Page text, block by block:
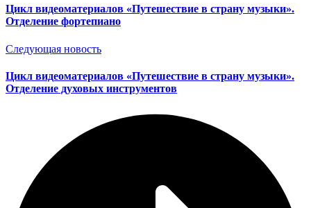
Цикл видеоматериалов «Путешествие в страну музыки».
Отделение фортепиано
Следующая новость
Цикл видеоматериалов «Путешествие в страну музыки».
Отделение духовых инструментов